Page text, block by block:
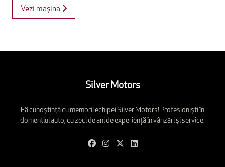
Vezi mașina
Silver Motors
Fă cunoștință cu membrii echipei Silver Motors! Profesioniști în
domentiul auto, cu zeci de ani de experiență în vânzări și service.